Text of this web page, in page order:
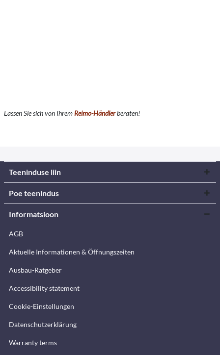
Lassen Sie sich von Ihrem Reimo-Händlerberaten!
Teeninduse liin
Poe teenindus
Informatsioon
AGB
Aktuelle Informationen & Öffnungszeiten
Ausbau-Ratgeber
Accessibility statement
Cookie-Einstellungen
Datenschutzerklärung
Warranty terms